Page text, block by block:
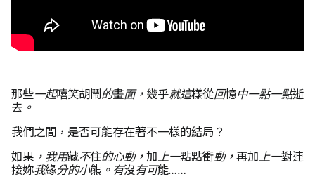
那些一起嘻笑胡鬧的畫面，幾乎就這樣從回憶中一點一點逝
去。
我們之間，是否可能存在著不一樣的結局？
如果，我用藏不住的心動，加上一點點衝動，再加上一對連
接妳我緣分的小熊。有沒有可能……